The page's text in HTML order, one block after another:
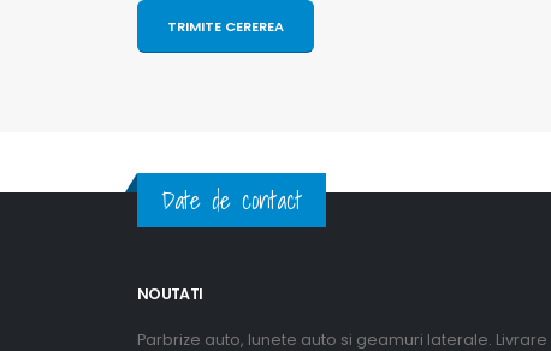
Date de contact
NOUTATI
Parbrize auto, lunete auto si geamuri laterale. Livrare